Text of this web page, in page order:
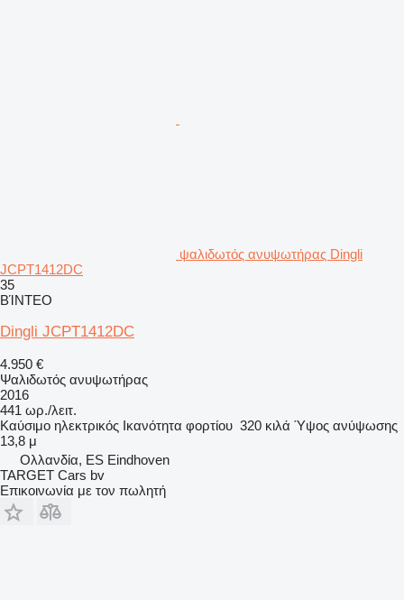
ψαλιδωτός ανυψωτήρας Dingli
JCPT1412DC
35
ΒΊΝΤΕΟ
Dingli JCPT1412DC
4.950 €
Ψαλιδωτός ανυψωτήρας
2016
441 ωρ./λειτ.
Καύσιμο ηλεκτρικός Ικανότητα φορτίου 320 κιλά Ύψος ανύψωσης
13,8 μ
Ολλανδία, ES Eindhoven
TARGET Cars bv
Επικοινωνία με τον πωλητή